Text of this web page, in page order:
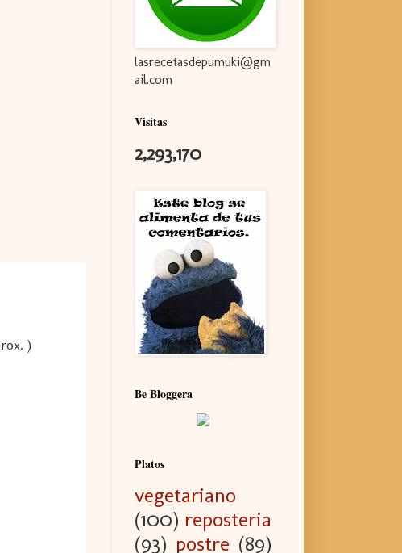
)
lasrecetasdepumuki@gm
ail.com
Visitas
2,293,170
Be Bloggera
Platos
vegetariano
(100) reposteria
(93) postre (89)